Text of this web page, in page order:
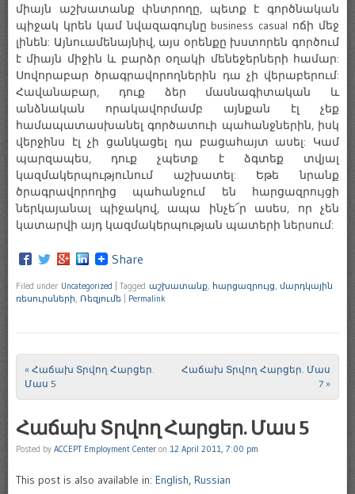
միայն աշխատանք փնտրողը, պետք է գործնական
պիջակ կրեն կամ նվազագույնը business casual ոճի մեջ
լինեն: Այնուամենայնիվ, այս օրենքը խստորեն գործում
է միայն միջին և բարձր օղակի մենեջերների համար:
Սովորաբար ծրագրավորողներին դա չի վերաբերում:
Հավանաբար, դուք ձեր մասնագիտական և
անձնական որակավորմամբ այնքան էլ չեք
համապատասխանել գործատուի պահանջներին, իսկ
վերջինս էլ չի ցանկացել դա բացահայտ ասել: Կամ
պարզապես, դուք չպետք է ձգտեք տվյալ
կազմակերպությունում աշխատել: Եթե նրանք
ծրագրավորողից պահանջում են հարցազրույցի
ներկայանալ պիջակով, ապա ինչե՜ր ասես, որ չեն
կատարվի այդ կազմակերպության պատերի ներսում:
Share
Filed under Uncategorized Tagged աշխատանք հարցազրույց մարդկային
ռեսուրսների Ռեզյումե Permalink
Post navigation
« Հաճախ Տրվող Հարցեր.
Մաս 5
Հաճախ Տրվող Հարցեր. Մաս
7 »
Հաճախ Տրվող Հարցեր. Մաս 5
Posted by ACCEPT Employment Center on 12 April 2011, 7:00 pm
This post is also available in: English, Russian